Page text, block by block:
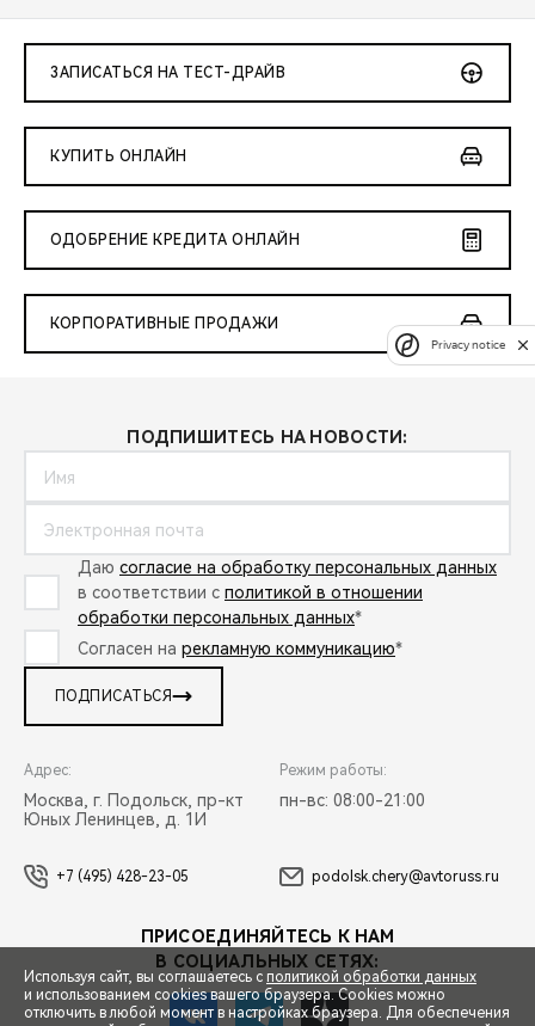
ЗАПИСАТЬСЯ НА ТЕСТ-ДРАЙВ
КУПИТЬ ОНЛАЙН
ОДОБРЕНИЕ КРЕДИТА ОНЛАЙН
КОРПОРАТИВНЫЕ ПРОДАЖИ
ПОДПИШИТЕСЬ НА НОВОСТИ:
Даю согласие на обработку персональных данных
в соответствии с политикой в отношении
обработки персональных данных*
Согласен на рекламную коммуникацию*
ПОДПИСАТЬСЯ
Адрес:
Москва, г. Подольск, пр-кт
Юных Ленинцев, д. 1И
Режим работы:
пн-вс: 08:00-21:00
+7 (495) 428-23-05 podolsk.chery@avtoruss.ru
ПРИСОЕДИНЯЙТЕСЬ К НАМ
В СОЦИАЛЬНЫХ СЕТЯХ:
Используя сайт, вы соглашаетесь с политикой обработки данных
и использованием cookies вашего браузера. Cookies можно
отключить в любой момент в настройках браузера. Для обеспечения
Privacy notice